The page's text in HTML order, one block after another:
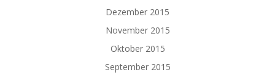
Dezember 2015
November 2015
Oktober 2015
September 2015